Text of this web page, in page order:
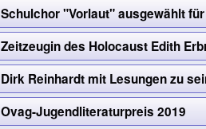
Schulchor "Vorlaut" ausgewählt
Zeitzeugin des Holocaust Edith
Dirk Reinhardt mit Lesungen zu
Ovag-Jugendliteraturpreis 2019